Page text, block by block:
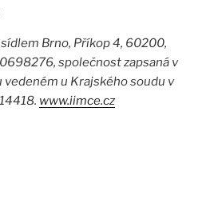
sídlem Brno, Příkop 4, 60200,
společnost zapsaná v
u Krajského soudu v
www.iimce.cz